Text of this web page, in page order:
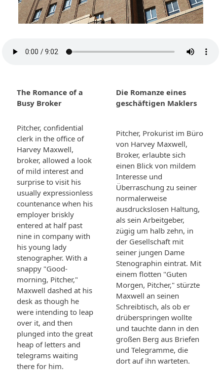
The Romance of a
Busy Broker
Die Romanze eines
geschäftigen Maklers
Pitcher, confidential
clerk in the office of
Harvey Maxwell,
broker, allowed a look
of mild interest and
surprise to visit his
usually expressionless
countenance when his
employer briskly
entered at half past
nine in company with
his young lady
stenographer. With a
snappy "Good-
morning, Pitcher,"
Maxwell dashed at his
desk as though he
were intending to leap
over it, and then
plunged into the great
heap of letters and
telegrams waiting
there for him.
Pitcher, Prokurist im Büro
von Harvey Maxwell,
Broker, erlaubte sich
einen Blick von mildem
Interesse und
Überraschung zu seiner
normalerweise
ausdruckslosen Haltung,
als sein Arbeitgeber,
zügig um halb zehn, in
der Gesellschaft mit
seiner jungen Dame
Stenographin eintrat. Mit
einem flotten "Guten
Morgen, Pitcher," stürzte
Maxwell an seinen
Schreibtisch, als ob er
drüberspringen wollte
und tauchte dann in den
großen Berg aus Briefen
und Telegramme, die
dort auf ihn warteten.